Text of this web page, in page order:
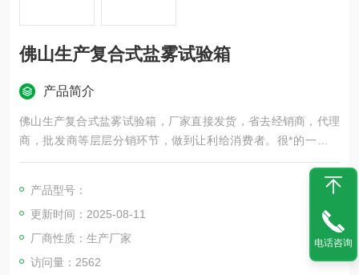
佛山生产复合式盐雾试验箱
产品简介
佛山生产复合式盐雾试验箱，厂家直接发货，省去经销商，代理
商，批发商等层层分销环节，做到让利给消费者。很*的一款设
备，建议大家有时间可以来我司参观指导，谢谢！！
产品型号：
更新时间：2025-08-11
厂商性质：生产厂家
访问量：2562
电话咨询